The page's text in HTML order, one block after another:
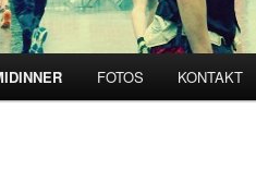
FOTOS KONTAKT